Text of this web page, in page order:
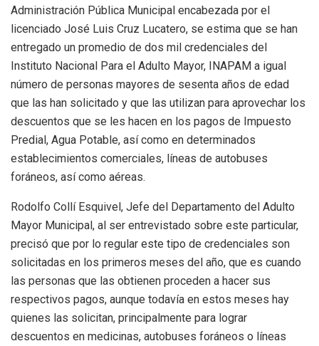
Administración Pública Municipal encabezada por el
licenciado José Luis Cruz Lucatero, se estima que se han
entregado un promedio de dos mil credenciales del
Instituto Nacional Para el Adulto Mayor, INAPAM a igual
número de personas mayores de sesenta años de edad
que las han solicitado y que las utilizan para aprovechar los
descuentos que se les hacen en los pagos de Impuesto
Predial, Agua Potable, así como en determinados
establecimientos comerciales, líneas de autobuses
foráneos, así como aéreas.
Rodolfo Collí Esquivel, Jefe del Departamento del Adulto
Mayor Municipal, al ser entrevistado sobre este particular,
precisó que por lo regular este tipo de credenciales son
solicitadas en los primeros meses del año, que es cuando
las personas que las obtienen proceden a hacer sus
respectivos pagos, aunque todavía en estos meses hay
quienes las solicitan, principalmente para lograr
descuentos en medicinas, autobuses foráneos o líneas